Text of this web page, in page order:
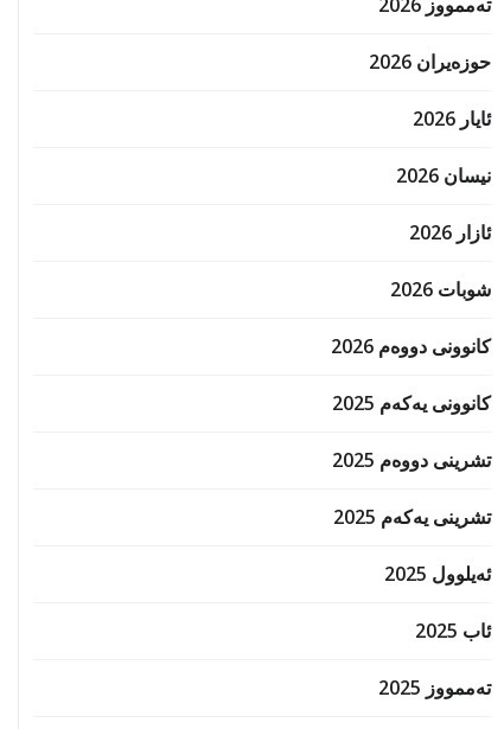
حوزه‌یران 2026
ئایار 2026
نیسان 2026
ئازار 2026
شوبات 2026
کانوونی دووەم 2026
کانوونی یەکەم 2025
تشرینی دووەم 2025
تشرینی یەکەم 2025
ئەیلوول 2025
ئاب 2025
تەممووز 2025